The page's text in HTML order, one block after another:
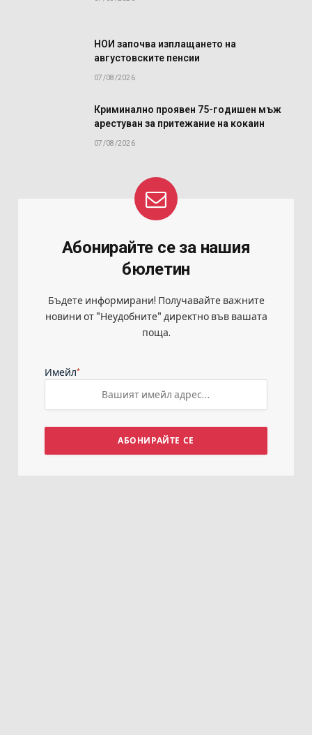
НОИ започва изплащането на
августовските пенсии
07/08/2026
Криминално проявен 75-годишен мъж
арестуван за притежание на кокаин
07/08/2026
Абонирайте се за нашия
бюлетин
Бъдете информирани! Получавайте важните
новини от "Неудобните" директно във вашата
поща.
Имейл*